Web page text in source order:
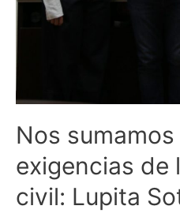
Nos sumamos
exigencias de
civil: Lupita